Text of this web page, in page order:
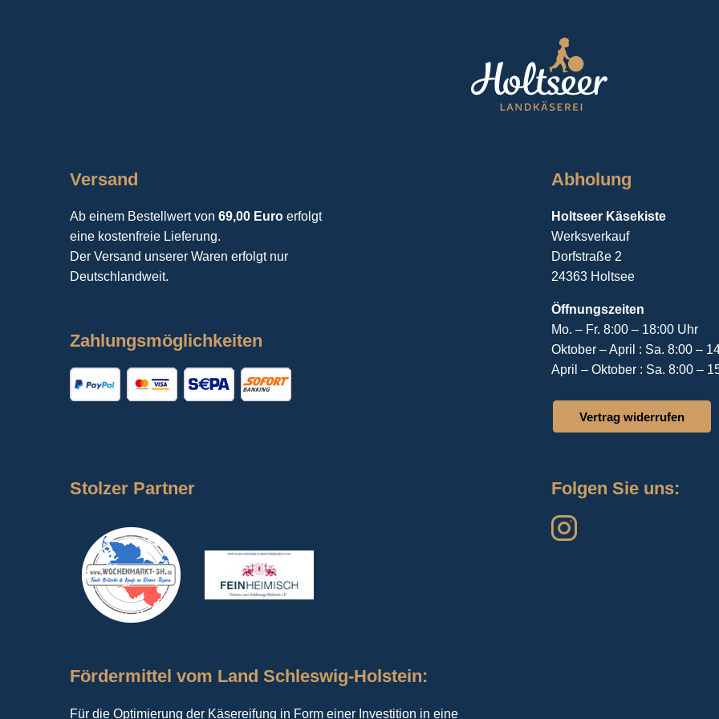
Versand
Ab einem Bestellwert von 69,00 Euro erfolgt
eine kostenfreie Lieferung.
Der Versand unserer Waren erfolgt nur
Deutschlandweit.
Zahlungsmöglichkeiten
Abholung
Holtseer Käsekiste
Werksverkauf
Dorfstraße 2
24363 Holtsee
Öffnungszeiten
Mo. – Fr. 8:00 – 18:00 Uhr
Oktober – April : Sa. 8:00 –
April – Oktober : Sa. 8:00 –
Vertrag widerrufen
Stolzer Partner Folgen Sie uns:
Fördermittel vom Land Schleswig-Holstein:
Für die Optimierung der Käsereifung in Form einer Investition in eine